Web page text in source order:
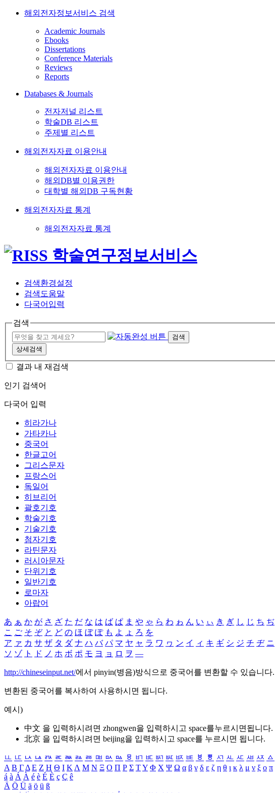
해외전자정보서비스 검색
Academic Journals
Ebooks
Dissertations
Conference Materials
Reviews
Reports
Databases & Journals
전자저널 리스트
학술DB 리스트
주제별 리스트
해외전자자료 이용안내
해외전자자료 이용안내
해외DB별 이용권한
대학별 해외DB 구독현황
해외전자자료 통계
해외전자자료 통계
검색환경설정
검색도움말
다국어입력
검색
검색
상세검색
결과 내 재검색
인기 검색어
다국어 입력
히라가나
가타카나
중국어
한글고어
그리스문자
프랑스어
독일어
히브리어
괄호기호
학술기호
기술기호
첨자기호
라틴문자
러시아문자
단위기호
일반기호
로마자
아랍어
あ ぁ か が さ ざ た だ な は ば ぱ ま や ゃ ら わ ゎ ん い ぃ き ぎ し じ ち ぢ
こ ご そ ぞ と ど の ほ ぼ ぽ も よ ょ ろ を
ア ァ カ サ ザ タ ダ ナ ハ バ パ マ ヤ ャ ラ ワ ヮ ン イ ィ キ ギ シ ジ チ ヂ ニ
ソ ゾ ト ド ノ ホ ボ ポ モ ヨ ョ ロ ヲ ―
http://chineseinput.net/에서 pinyin(병음)방식으로 중국어를 변환할 수 있습니다.
변환된 중국어를 복사하여 사용하시면 됩니다.
예시)
中文 을 입력하시려면 zhongwen을 입력하시고 space를누르시면됩니다.
北京 을 입력하시려면 beijing을 입력하시고 space를 누르시면 됩니다.
ㅥ ㅦ ㅧ ㅨ ㅩ ㅪ ㅫ ㅬ ㅭ ㅮ ㅯ ㅰ ㅱ ㅲ ㅳ ㅴ ㅵ ㅶ ㅷ ㅸ ㅹ ㅺ ㅻ ㅼ ㅽ ㅾ ㅿ
Α Β ΓΔ Ε Ζ Η Θ Ι ΚΛ Μ Ν Ξ Ο Π Ρ Σ ΤΥ Φ Χ Ψ Ω α β γ δ ε ζ η θ ι κ λ μ ν ξ ο π
á à Á À é è É È ç Ç ê
Ä Ö Ü ä ö ü ß